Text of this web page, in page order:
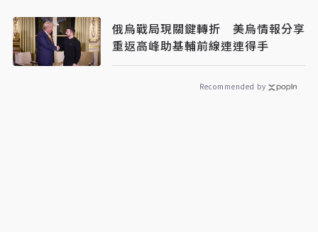
俄烏戰局現關鍵轉折 美烏情報分享
重返高峰助基輔前線連連得手
Recommended by